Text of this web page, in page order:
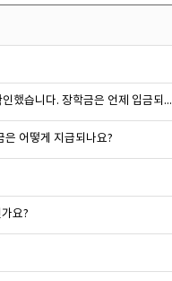
(학사)한국장학재단에서 장학금 지급되었다고 확인했습니다. 장학금은 언제 입금되나요?
어떻게 지급되나요?
요?